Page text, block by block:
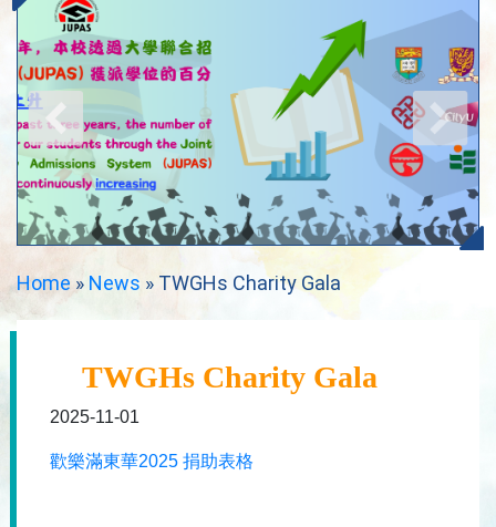
Home » News » TWGHs Charity Gala
TWGHs Charity Gala
2025-11-01
歡樂滿東華2025 捐助表格